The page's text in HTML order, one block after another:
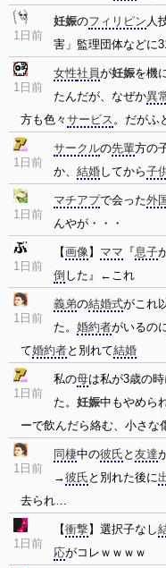
1日前
妊娠のフィリピン 人
害」監理団体などに
1日前
女性社員が妊娠を機
たんだが、なぜか異
方も色々 サービス。だがふ
1日前
サークルの先輩方の
か、 結婚してから子
1日前
マチアプで会った外
んやが・・・
1日前
【画像】 ママ 『息子
倒 した』←これ
1日前
義弟の結婚式がこれ
た。 婚約者がいるの
て婚約者と別れて結婚
1日前
私の母は私が3歳の
た。 妊娠中もやめら
ーで飲んだら絡む、小さな
1日前
同棲中の彼氏 と 友達
→彼氏 と別れた後に
去られ…
1日前
【衝撃】選択子なし
応がコレｗｗｗｗ